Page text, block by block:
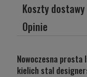
Koszty dostawy
Cena nie zawiera
Opinie
Nowoczesna prosta
kielich stal